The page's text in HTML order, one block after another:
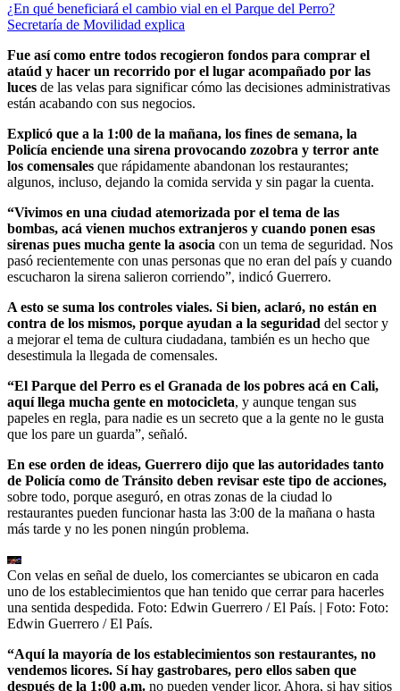
¿En qué beneficiará el cambio vial en el Parque del Perro?
Secretaría de Movilidad explica
Fue así como entre todos recogieron fondos para comprar el
ataúd y hacer un recorrido por el lugar acompañado por las
luces de las velas para significar cómo las decisiones administrativas
están acabando con sus negocios.
Explicó que a la 1:00 de la mañana, los fines de semana, la
Policía enciende una sirena provocando zozobra y terror ante
los comensales que rápidamente abandonan los restaurantes;
algunos, incluso, dejando la comida servida y sin pagar la cuenta.
“Vivimos en una ciudad atemorizada por el tema de las
bombas, acá vienen muchos extranjeros y cuando ponen esas
sirenas pues mucha gente la asocia con un tema de seguridad. Nos
pasó recientemente con unas personas que no eran del país y cuando
escucharon la sirena salieron corriendo”, indicó Guerrero.
A esto se suma los controles viales. Si bien, aclaró, no están en
contra de los mismos, porque ayudan a la seguridad del sector y
a mejorar el tema de cultura ciudadana, también es un hecho que
desestimula la llegada de comensales.
“El Parque del Perro es el Granada de los pobres acá en Cali,
aquí llega mucha gente en motocicleta, y aunque tengan sus
papeles en regla, para nadie es un secreto que a la gente no le gusta
que los pare un guarda”, señaló.
En ese orden de ideas, Guerrero dijo que las autoridades tanto
de Policía como de Tránsito deben revisar este tipo de acciones,
sobre todo, porque aseguró, en otras zonas de la ciudad lo
restaurantes pueden funcionar hasta las 3:00 de la mañana o hasta
más tarde y no les ponen ningún problema.
Con velas en señal de duelo, los comerciantes se ubicaron en cada
uno de los establecimientos que han tenido que cerrar para hacerles
una sentida despedida. Foto: Edwin Guerrero / El País. | Foto: Foto:
Edwin Guerrero / El País.
“Aquí la mayoría de los establecimientos son restaurantes, no
vendemos licores. Sí hay gastrobares, pero ellos saben que
después de la 1:00 a.m. no pueden vender licor. Ahora, si hay sitios